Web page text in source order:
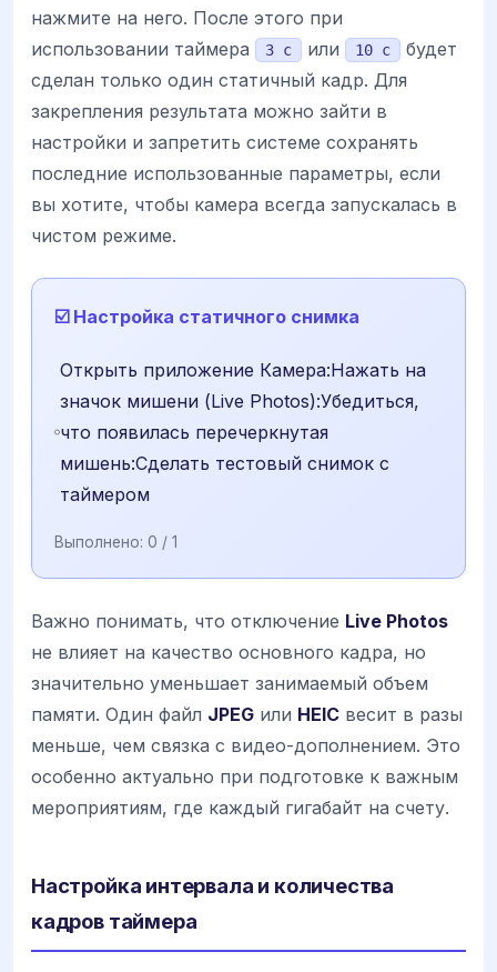
нажмите на него. После этого при
использовании таймера
3 с или 10 с
будет
сделан только один статичный кадр. Для
закрепления результата можно зайти в
настройки и запретить системе сохранять
последние использованные параметры, если
вы хотите, чтобы камера всегда запускалась в
чистом режиме.
☑️ Настройка статичного снимка
Открыть приложение Камера:Нажать на
значок мишени (Live Photos):Убедиться,
что появилась перечеркнутая
мишень:Сделать тестовый снимок с
таймером
Выполнено: 0 / 1
Важно понимать, что отключение Live Photos
не влияет на качество основного кадра, но
значительно уменьшает занимаемый объем
памяти. Один файл JPEG или HEIC весит в разы
меньше, чем связка с видео-дополнением. Это
особенно актуально при подготовке к важным
мероприятиям, где каждый гигабайт на счету.
Настройка интервала и количества
кадров таймера